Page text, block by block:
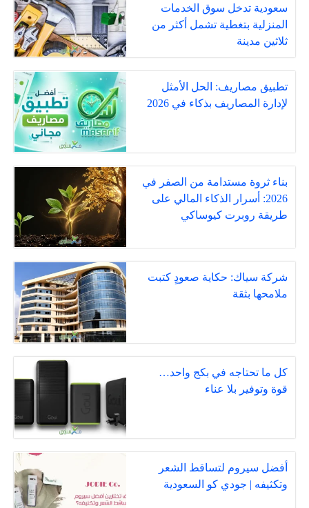
سعودية تدخل سوق الخدمات
المنزلية بتغطية تشمل أكثر من
ثلاثين مدينة
تطبيق مصاريف: الحل الأمثل
لإدارة المصاريف بذكاء في 2026
بناء ثروة مستدامة من الصفر في
2026: أسرار الذكاء المالي على
طريقة روبرت كيوساكي
شركة سياك: حكاية صعودٍ كتبت
ملامحها بثقة
كل ما تحتاجه في بكج واحد…
قوة وتوفير بلا عناء
أفضل سيروم لتساقط الشعر
وتكثيفه | جودي كو السعودية